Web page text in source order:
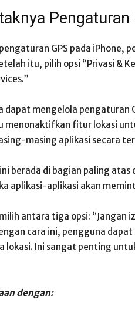
Pengaturan
GPS pada iPhone,
itu, pilih opsi “Privasi &
dapat mengelola pengaturan
fitur lokasi
masing aplikasi secara
berada di bagian paling atas
aplikasi-aplikasi akan
antara tiga opsi: “Jangan
cara ini, pengguna
lokasi. Ini sangat penting
dengan: